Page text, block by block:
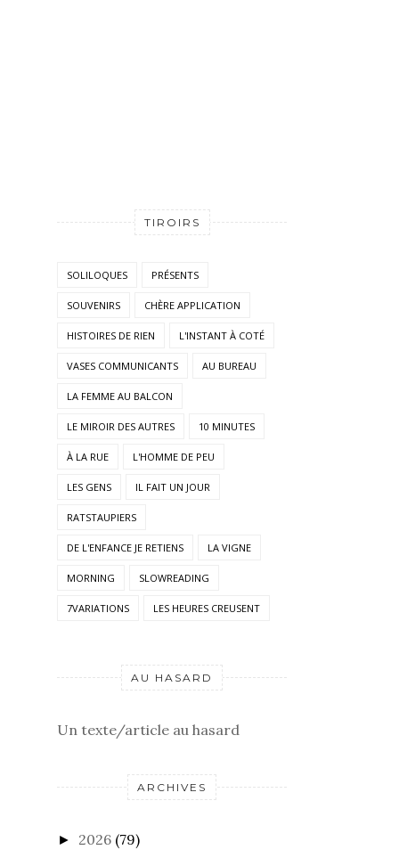
TIROIRS
SOLILOQUES PRÉSENTS
SOUVENIRS CHÈRE APPLICATION
HISTOIRES DE RIEN L'INSTANT À COTÉ
VASES COMMUNICANTS AU BUREAU
LA FEMME AU BALCON
LE MIROIR DES AUTRES 10 MINUTES
À LA RUE L'HOMME DE PEU
LES GENS IL FAIT UN JOUR
RATSTAUPIERS
DE L'ENFANCE JE RETIENS LA VIGNE
MORNING SLOWREADING
7VARIATIONS LES HEURES CREUSENT
AU HASARD
Un texte/article au hasard
ARCHIVES
► 2026 (79)